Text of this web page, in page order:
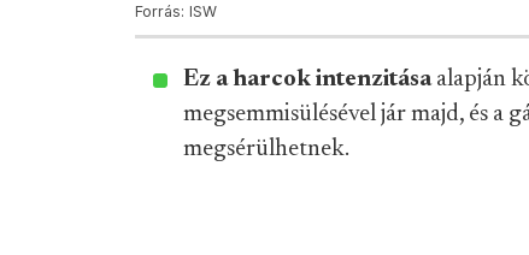
Forrás: ISW
Ez a harcok intenzitásaalapján
megsemmisülésével jár majd, és a
megsérülhetnek.